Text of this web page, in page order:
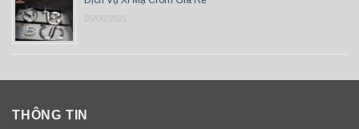
05/06/2021
THÔNG TIN